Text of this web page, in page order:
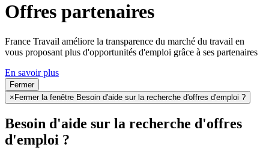
Offres partenaires
France Travail améliore la transparence du marché du travail en
vous proposant plus d'opportunités d'emploi grâce à ses partenaires
En savoir plus
Fermer
× Fermer la fenêtre Besoin d'aide sur la recherche d'offres d'emploi ?
Besoin d'aide sur la recherche d'offres
d'emploi ?